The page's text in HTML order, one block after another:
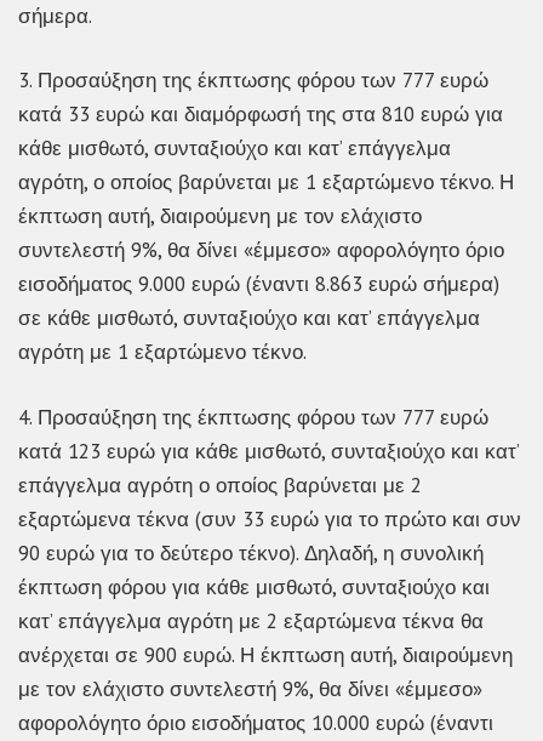
σήμερα.
3. Προσαύξηση της έκπτωσης φόρου των 777 ευρώ
κατά 33 ευρώ και διαμόρφωσή της στα 810 ευρώ για
κάθε μισθωτό, συνταξιούχο και κατ’ επάγγελμα
αγρότη, ο οποίος βαρύνεται με 1 εξαρτώμενο τέκνο. Η
έκπτωση αυτή, διαιρούμενη με τον ελάχιστο
συντελεστή 9%, θα δίνει «έμμεσο» αφορολόγητο όριο
εισοδήματος 9.000 ευρώ (έναντι 8.863 ευρώ σήμερα)
σε κάθε μισθωτό, συνταξιούχο και κατ’ επάγγελμα
αγρότη με 1 εξαρτώμενο τέκνο.
4. Προσαύξηση της έκπτωσης φόρου των 777 ευρώ
κατά 123 ευρώ για κάθε μισθωτό, συνταξιούχο και κατ’
επάγγελμα αγρότη ο οποίος βαρύνεται με 2
εξαρτώμενα τέκνα (συν 33 ευρώ για το πρώτο και συν
90 ευρώ για το δεύτερο τέκνο). Δηλαδή, η συνολική
έκπτωση φόρου για κάθε μισθωτό, συνταξιούχο και
κατ’ επάγγελμα αγρότη με 2 εξαρτώμενα τέκνα θα
ανέρχεται σε 900 ευρώ. Η έκπτωση αυτή, διαιρούμενη
με τον ελάχιστο συντελεστή 9%, θα δίνει «έμμεσο»
αφορολόγητο όριο εισοδήματος 10.000 ευρώ (έναντι